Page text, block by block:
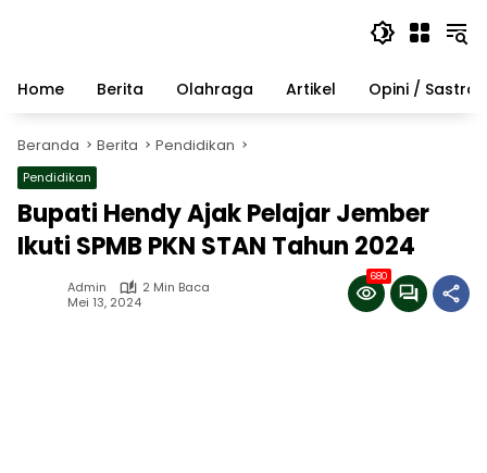
Home
Berita Olahraga Artikel Opini / Sastra
Beranda Berita Pendidikan
Pendidikan
Bupati Hendy Ajak Pelajar Jember
Ikuti SPMB PKN STAN Tahun 2024
Admin
2 Min Baca
Mei 13, 2024
680